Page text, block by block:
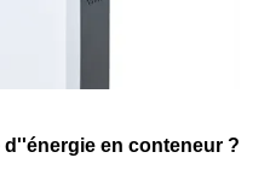
en conteneur ?